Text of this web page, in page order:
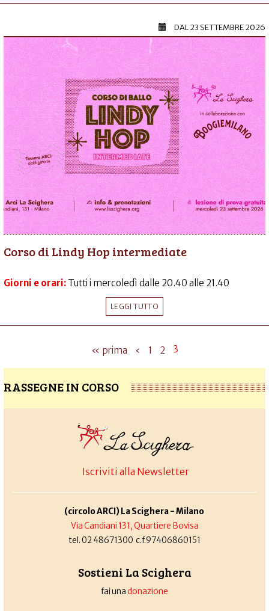
DAL23 SETTEMBRE 2026
Corso di Lindy Hop intermediate
Giorni e orari: Tutti i mercoledì dalle 20.40 alle 21.40
LEGGI TUTTO
« prima ‹ 1 2 3
RASSEGNE IN CORSO
Iscriviti alla Newsletter
(circolo ARCI) La Scighera - Milano
Via Candiani 131, Quartiere Bovisa
tel. 02 48671300 c.f.97406860151
Sostieni La Scighera
fai unadonazione